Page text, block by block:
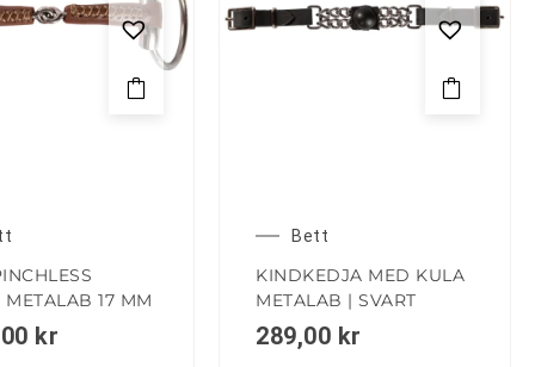
METALAB 17 MM
kr
Bett
KINDKEDJA MED KULA
METALAB | SVART
289,00 kr